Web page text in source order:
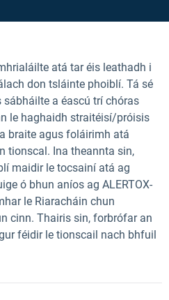
atá tar éis leathadh i
don tsláinte phoiblí. Tá sé
sábháilte a éascú trí chóras
le haghaidh straitéisí/próisis
braite agus foláirimh atá
tionscal. Ina theannta sin,
maidir le tocsainí atá ag
ó bhun aníos ag ALERTOX-
le Riaracháin chun
cinn. Thairis sin, forbrófar an
féidir le tionscail nach bhfuil